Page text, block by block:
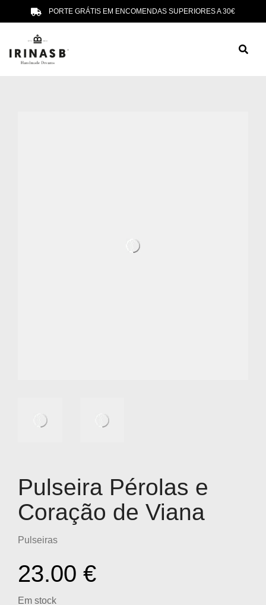
PORTE GRÁTIS EM ENCOMENDAS SUPERIORES A 30€
Pulseira Pérolas e
Coração de Viana
Pulseiras
23.00 €
Em stock